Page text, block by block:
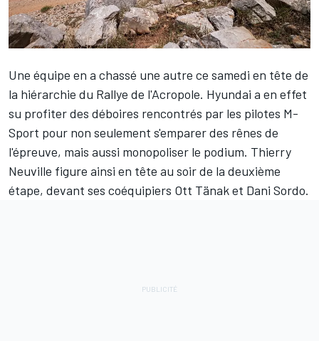
Une équipe en a chassé une autre ce samedi en tête de
la hiérarchie du Rallye de l'Acropole. Hyundai a en effet
su profiter des déboires rencontrés par les pilotes M-
Sport pour non seulement s'emparer des rênes de
l'épreuve, mais aussi monopoliser le podium. Thierry
Neuville figure ainsi en tête au soir de la deuxième
étape, devant ses coéquipiers Ott Tänaket Dani Sordo.